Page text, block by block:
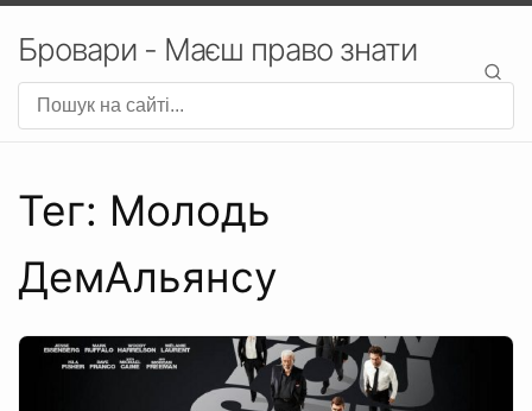
Бровари - Маєш право знати
Тег: Молодь
ДемАльянсу